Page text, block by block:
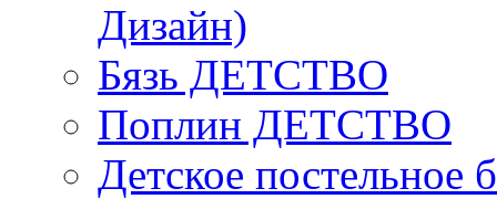
Дизайн)
Бязь ДЕТСТВО
Поплин ДЕТСТВО
Детское постельное